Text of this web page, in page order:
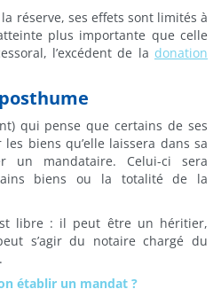
réserve, ses effets sont limités à
plus importante que celle
l’excédent de la donation
qui pense que certains de ses
biens qu’elle laissera dans sa
un mandataire. Celui-ci sera
biens ou la totalité de la
libre : il peut être un héritier,
s’agir du notaire chargé du
établir un mandat ?